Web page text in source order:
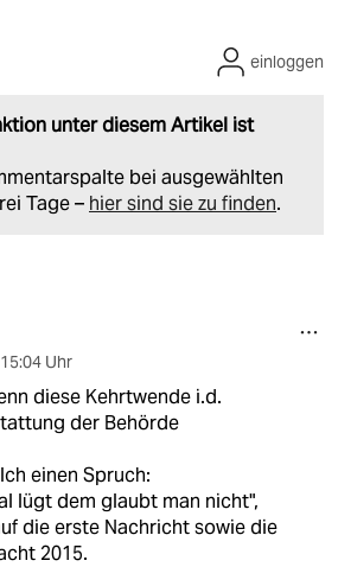
unter diesem Artikel ist
bei ausgewählten
Tage – hier sind sie zu finden.
einloggen
15:04 Uhr
diese Kehrtwende i.d.
der Behörde
einen Spruch:
lügt dem glaubt man nicht",
die erste Nachricht sowie die
2015.